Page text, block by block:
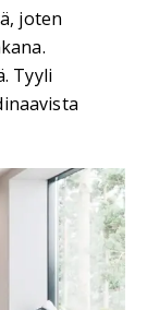
joten
Tyyli